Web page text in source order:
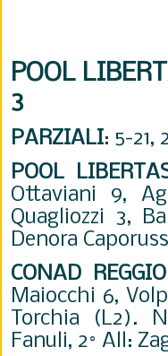
POOL
3
PARZIALI: 5-21,
POOL
Ottaviani 9,
Quagliozzi 3,
Denora
CONAD
Maiocchi 6,
Torchia (L2).
Fanuli, 2° All: